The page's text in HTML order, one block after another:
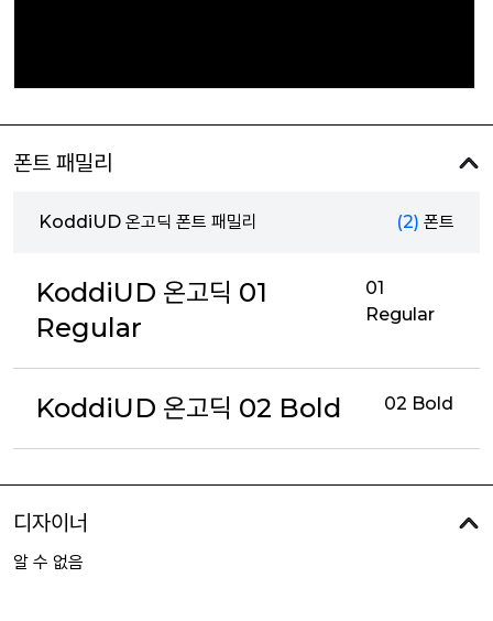
폰트 패밀리
KoddiUD 온고딕 폰트 패밀리 (2) 폰트
KoddiUD 온고딕 01
Regular
01
Regular
KoddiUD 온고딕 02 Bold 02 Bold
디자이너
알 수 없음